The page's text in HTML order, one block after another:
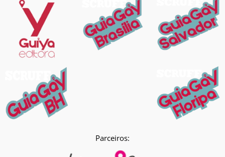
Parceiros: